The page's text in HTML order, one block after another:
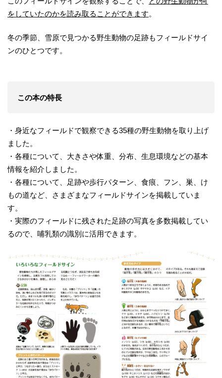
をしていたのかを読み取ることができます。
冬の季節、雪原で見つかる野生動物の足跡もフィールドサイ
ンのひとつです。
この本の特長
・身近なフィールドで観察できる35種の野生動物を取り上げ
ました。
・各種について、大きさや体重、分布、生息環境などの基本
情報を紹介しました。
・各種について、足跡や歩行パターン、食痕、フン、巣、け
もの道など、さまざまなフィールドサインを掲載していま
す。
・実際のフィールドに残された足跡の写真を多数掲載してい
るので、哺乳類の識別に活用できます。